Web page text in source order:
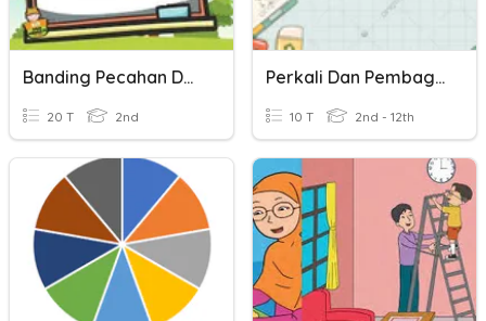
Banding Pecahan Dan Perpuluhan
20 T 2nd
Perkali Dan Pembagian Pecahan
10 T 2nd - 12th